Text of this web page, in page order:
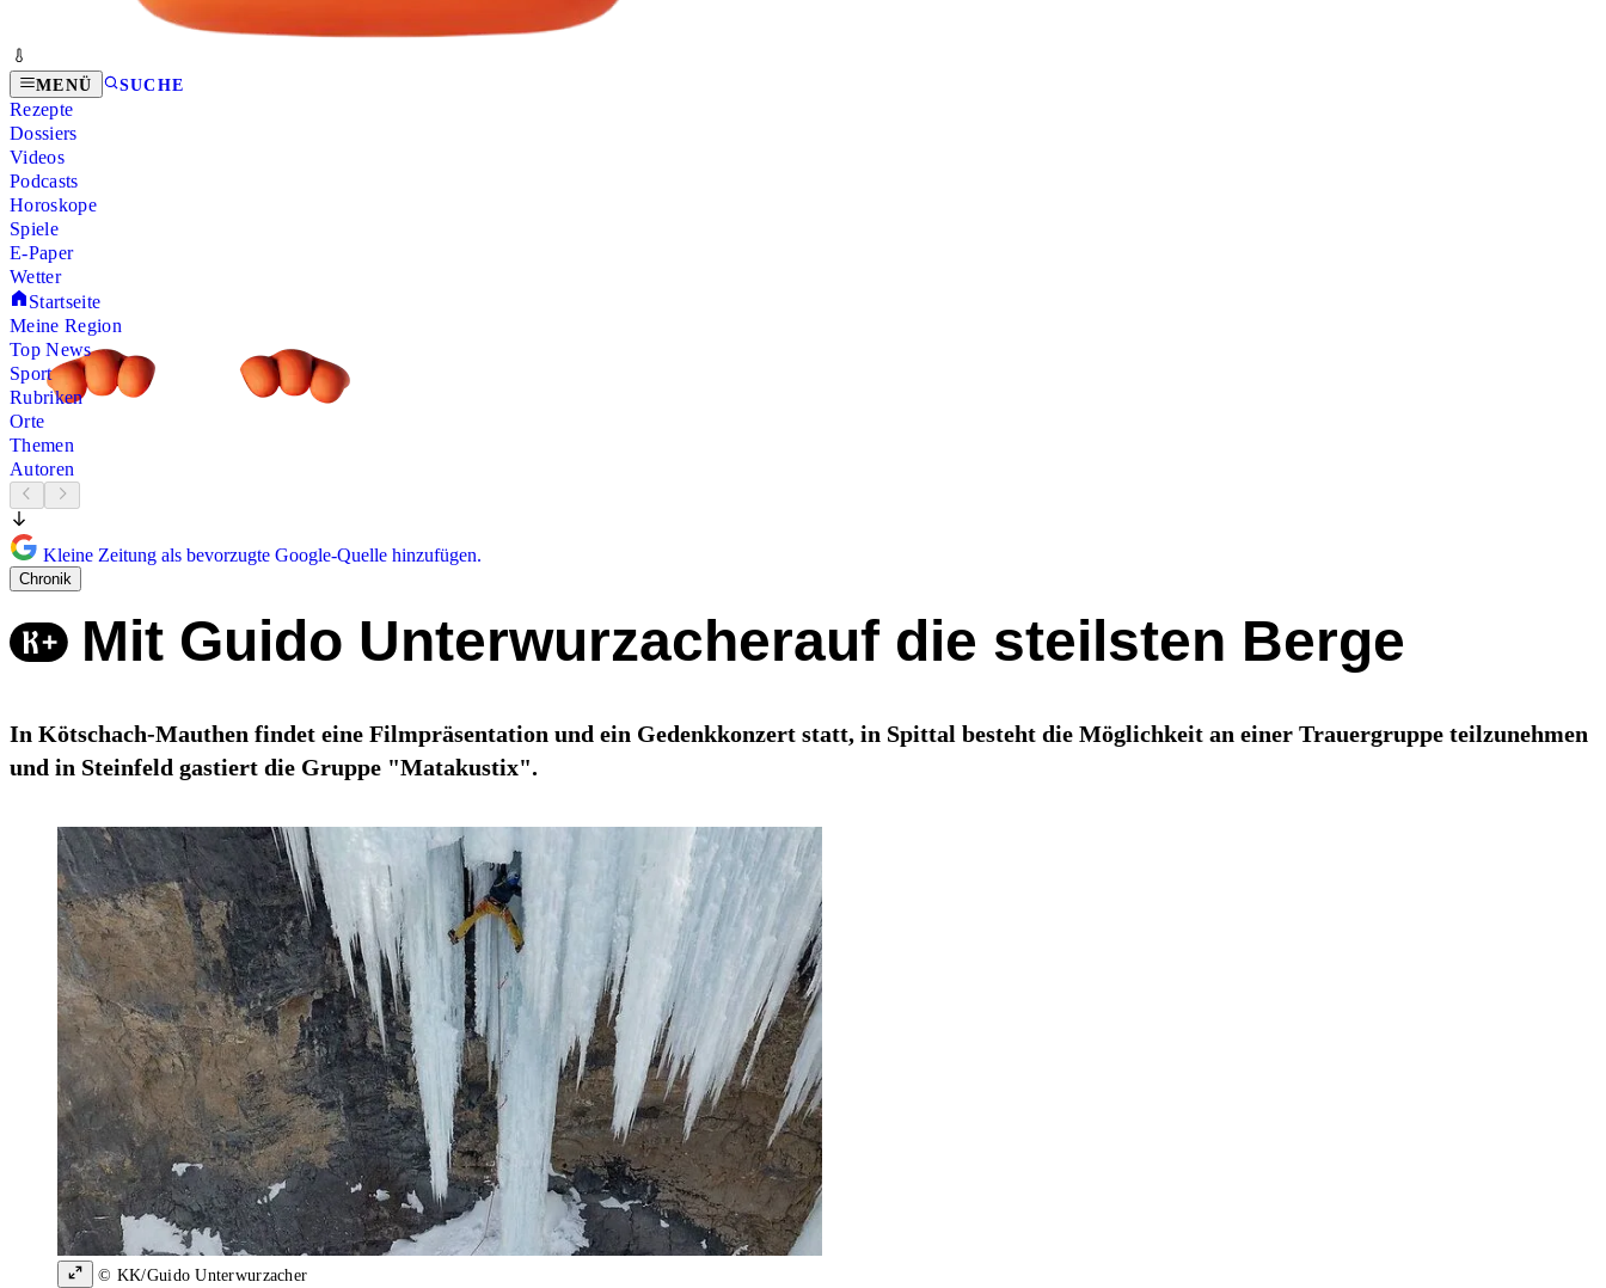
MENÜ SUCHE
Rezepte
Dossiers
Videos
Podcasts
Horoskope
Spiele
E-Paper
Wetter
Startseite
Meine Region
Top News
Sport
Rubriken
Orte
Themen
Autoren
Kleine Zeitung als bevorzugte Google-Quelle hinzufügen.
Chronik
Mit Guido Unterwurzacherauf die steilsten Berge
In Kötschach-Mauthen findet eine Filmpräsentation und ein Gedenkkonzert statt, in Spittal besteht die Möglichkeit an einer Trauergruppe teilzunehmen
und in Steinfeld gastiert die Gruppe "Matakustix".
© KK/Guido Unterwurzacher